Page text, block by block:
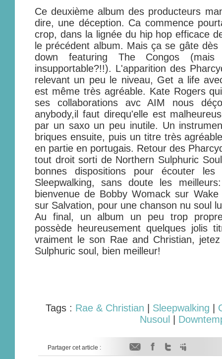
Ce deuxième album des producteurs
dire, une déception. Ca commence
crop, dans la lignée du hip hop efficace
le précédent album. Mais ça se gâte
down featuring The Congos
insupportable?!!). L'apparition des
relevant un peu le niveau, Get a life
est même très agréable. Kate Rogers
ses collaborations avc AIM nous
anybody,il faut direqu'elle est
par un saxo un peu inutile. Un
briques ensuite, puis un titre très
en partie en portugais. Retour des
tout droit sorti de Northern Sulphuric
bonnes dispositions pour écouter
Sleepwalking, sans doute les
bienvenue de Bobby Womack sur
sur Salvation, pour une chanson nu soul
Au final, un album un peu trop
possède heureusement quelques jolis
vraiment le son Rae and Christian,
Sulphuric soul, bien meilleur!
Tags : Rae & Christian Sleepwalking
Nusoul
Partager cet article :